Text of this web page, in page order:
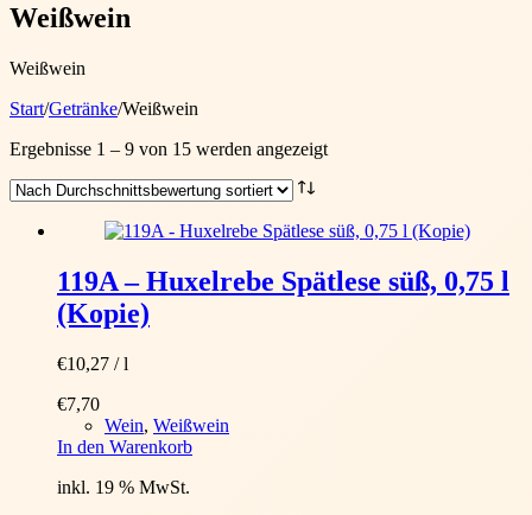
Weißwein
Weißwein
Start/Getränke/Weißwein
Ergebnisse 1 – 9 von 15 werden angezeigtNach
119A – Huxelrebe Spätlese süß, 0,75 l
(Kopie)
€10,27 /l
€7,70
Wein, Weißwein
In den Warenkorb
inkl. 19 % MwSt.